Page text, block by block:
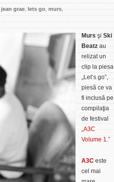
jean grae lets go murs
Murs şi Ski
Beatz au
relizat un
clip la piesa
„Let’s go”,
piesă ce va
fi inclusă pe
compilaţia
de festival
„A3C
Volume 1.”
A3C este
cel mai